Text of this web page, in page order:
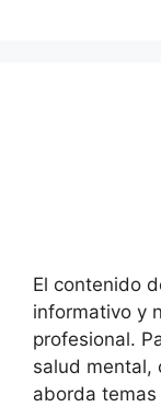
El contenido
informativo y
profesional.
salud mental,
aborda temas